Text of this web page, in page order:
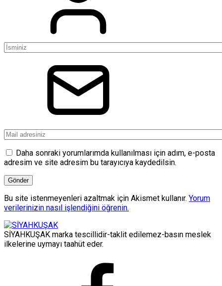
Daha sonraki yorumlarımda kullanılması için adım, e-posta
adresim ve site adresim bu tarayıcıya kaydedilsin.
Bu site istenmeyenleri azaltmak için Akismet kullanır. Yorum
verilerinizin nasıl işlendiğini öğrenin.
SİYAHKUŞAK marka tescillidir-taklit edilemez-basın meslek
ilkelerine uymayı taahüt eder.